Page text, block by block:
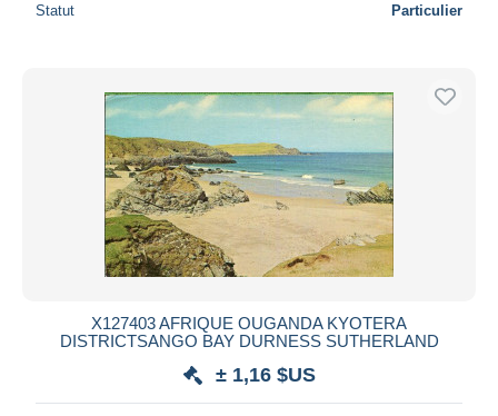
Statut Particulier
X127403 AFRIQUE OUGANDA KYOTERA
DISTRICTSANGO BAY DURNESS SUTHERLAND
± 1,16 $US